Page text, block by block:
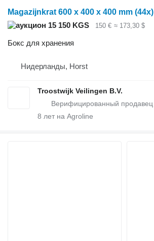
Magazijnkrat 600 x 400 x 400 mm (44x)
15 150 KGS
150 € ≈ 173,30 $
Бокс для хранения
Нидерланды, Horst
Troostwijk Veilingen B.V.
8 лет на Agroline